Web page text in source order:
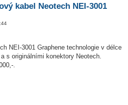
kabel Neotech NEI-3001
NEI-3001 Graphene technologie v délce
s originálními konektory Neotech.
.